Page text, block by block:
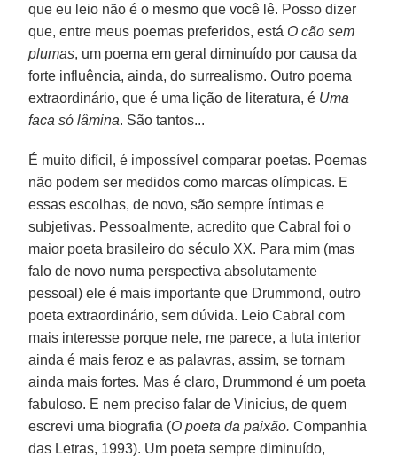
que eu leio não é o mesmo que você lê. Posso dizer
que, entre meus poemas preferidos, está O cão sem
plumas, um poema em geral diminuído por causa da
forte influência, ainda, do surrealismo. Outro poema
extraordinário, que é uma lição de literatura, é Uma
faca só lâmina. São tantos...
É muito difícil, é impossível comparar poetas. Poemas
não podem ser medidos como marcas olímpicas. E
essas escolhas, de novo, são sempre íntimas e
subjetivas. Pessoalmente, acredito que Cabral foi o
maior poeta brasileiro do século XX. Para mim (mas
falo de novo numa perspectiva absolutamente
pessoal) ele é mais importante que Drummond, outro
poeta extraordinário, sem dúvida. Leio Cabral com
mais interesse porque nele, me parece, a luta interior
ainda é mais feroz e as palavras, assim, se tornam
ainda mais fortes. Mas é claro, Drummond é um poeta
fabuloso. E nem preciso falar de Vinicius, de quem
escrevi uma biografia (O poeta da paixão. Companhia
das Letras, 1993). Um poeta sempre diminuído,